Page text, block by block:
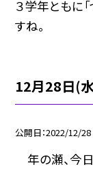
３学年ともに
すね。
12月28日(
公開日 2022/12/28
年の瀬、今